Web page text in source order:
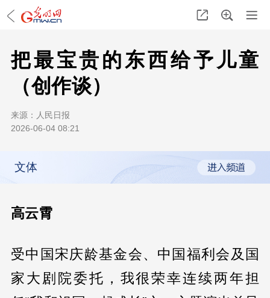
把最宝贵的东西给予儿童
（创作谈）
来源： 人民日报
2026-06-04 08:21
文体
高云霄
受中国宋庆龄基金会、中国福利会及国
家大剧院委托，我很荣幸连续两年担